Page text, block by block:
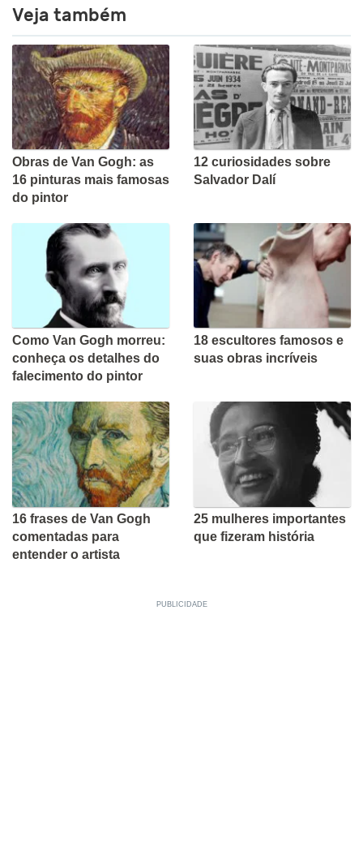
Veja também
Obras de Van Gogh: as
16 pinturas mais famosas
do pintor
12 curiosidades sobre
Salvador Dalí
Como Van Gogh morreu:
conheça os detalhes do
falecimento do pintor
18 escultores famosos e
suas obras incríveis
16 frases de Van Gogh
comentadas para
entender o artista
25 mulheres importantes
que fizeram história